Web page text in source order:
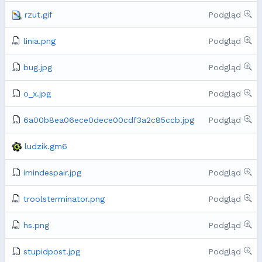
rzut.gif Podgląd
linia.png Podgląd
bug.jpg Podgląd
o_x.jpg Podgląd
6a00b8ea06ece0dece00cdf3a2c85ccb.jpg Podgląd
ludzik.gm6
imindespair.jpg Podgląd
troolsterminator.png Podgląd
hs.png Podgląd
stupidpost.jpg Podgląd